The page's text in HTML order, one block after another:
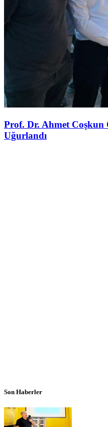
Prof. Dr. Ahmet Coşkun
Uğurlandı
Son Haberler